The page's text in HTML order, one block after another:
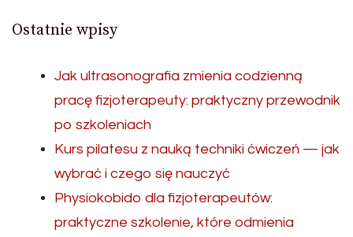
Ostatnie wpisy
Jak ultrasonografia zmienia codzienną
pracę fizjoterapeuty: praktyczny przewodnik
po szkoleniach
Kurs pilatesu z nauką techniki ćwiczeń — jak
wybrać i czego się nauczyć
Physiokobido dla fizjoterapeutów:
praktyczne szkolenie, które odmienia